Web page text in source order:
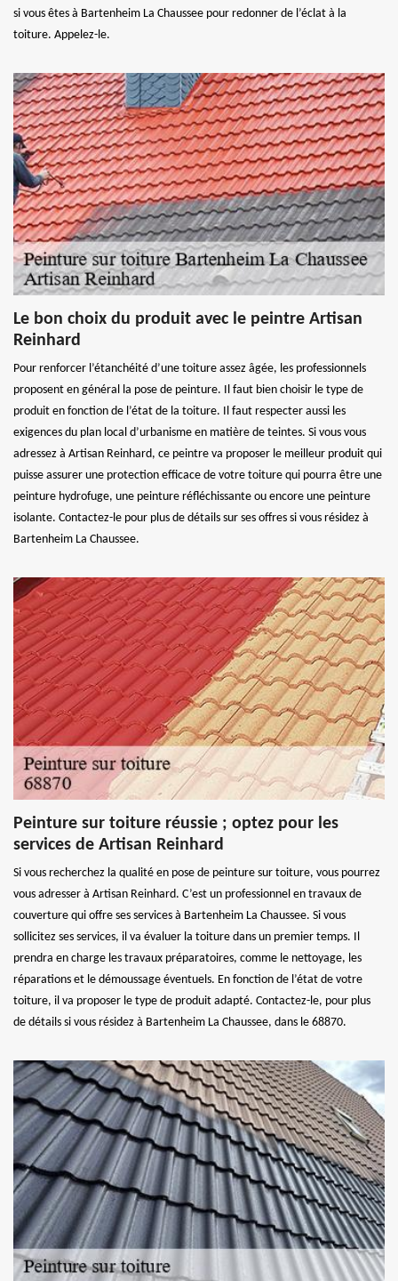
si vous êtes à Bartenheim La Chaussee pour redonner de l’éclat à la
toiture. Appelez-le.
Le bon choix du produit avec le peintre Artisan
Reinhard
Pour renforcer l’étanchéité d’une toiture assez âgée, les professionnels
proposent en général la pose de peinture. Il faut bien choisir le type de
produit en fonction de l’état de la toiture. Il faut respecter aussi les
exigences du plan local d’urbanisme en matière de teintes. Si vous vous
adressez à Artisan Reinhard, ce peintre va proposer le meilleur produit qui
puisse assurer une protection efficace de votre toiture qui pourra être une
peinture hydrofuge, une peinture réfléchissante ou encore une peinture
isolante. Contactez-le pour plus de détails sur ses offres si vous résidez à
Bartenheim La Chaussee.
Peinture sur toiture réussie ; optez pour les
services de Artisan Reinhard
Si vous recherchez la qualité en pose de peinture sur toiture, vous pourrez
vous adresser à Artisan Reinhard. C’est un professionnel en travaux de
couverture qui offre ses services à Bartenheim La Chaussee. Si vous
sollicitez ses services, il va évaluer la toiture dans un premier temps. Il
prendra en charge les travaux préparatoires, comme le nettoyage, les
réparations et le démoussage éventuels. En fonction de l’état de votre
toiture, il va proposer le type de produit adapté. Contactez-le, pour plus
de détails si vous résidez à Bartenheim La Chaussee, dans le 68870.